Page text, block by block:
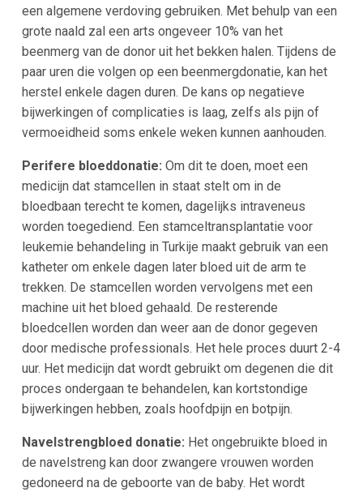
een algemene verdoving gebruiken. Met behulp van een
grote naald zal een arts ongeveer 10% van het
beenmerg van de donor uit het bekken halen. Tijdens de
paar uren die volgen op een beenmergdonatie, kan het
herstel enkele dagen duren. De kans op negatieve
bijwerkingen of complicaties is laag, zelfs als pijn of
vermoeidheid soms enkele weken kunnen aanhouden.
Perifere bloeddonatie: Om dit te doen, moet een
medicijn dat stamcellen in staat stelt om in de
bloedbaan terecht te komen, dagelijks intraveneus
worden toegediend. Een stamceltransplantatie voor
leukemie behandeling in Turkije maakt gebruik van een
katheter om enkele dagen later bloed uit de arm te
trekken. De stamcellen worden vervolgens met een
machine uit het bloed gehaald. De resterende
bloedcellen worden dan weer aan de donor gegeven
door medische professionals. Het hele proces duurt 2-4
uur. Het medicijn dat wordt gebruikt om degenen die dit
proces ondergaan te behandelen, kan kortstondige
bijwerkingen hebben, zoals hoofdpijn en botpijn.
Navelstrengbloed donatie: Het ongebruikte bloed in
de navelstreng kan door zwangere vrouwen worden
gedoneerd na de geboorte van de baby. Het wordt